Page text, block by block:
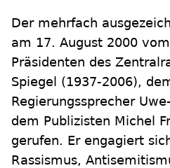
Der mehrfach
am 17. August 2000
Präsidenten des
Spiegel (1937-2006),
Regierungssprecher
dem Publizisten Michel
gerufen. Er engagiert
Rassismus,